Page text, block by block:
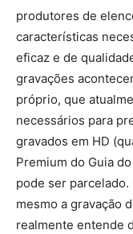
produtores de
características
eficaz e de
gravações
próprio, que
necessários para
gravados em HD
Premium do Guia
pode ser
mesmo a gravação
realmente entende